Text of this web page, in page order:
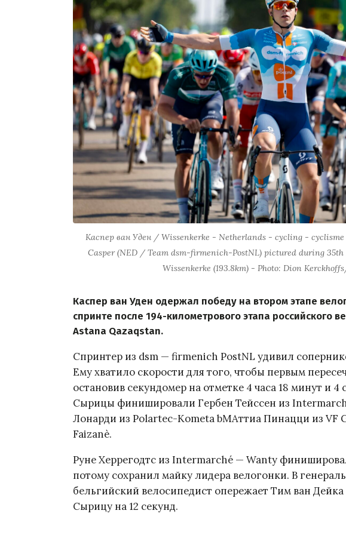
Каспер ван Уден / Wissenkerke - Netherlands - cycling -
Casper (NED / Team dsm-firmenich-PostNL) pictured during 35th
Wissenkerke (193.8km) - Photo: Dion
Каспер ван Уден одержал победу на втором этапе
спринте после 194-километрового этапа российского
Astana Qazaqstan.
Спринтер из dsm — firmenich PostNL удивил
Ему хватило скорости для того, чтобы первым
остановив секундомер на отметке 4 часа 18 минут и
Сырицы финишировали Гербен Тейссен из
Лонарди из Polartec-Kometa bМАттиа Пинацци из VF
Faizanè.
Руне Херрегодтс из Intermarché — Wanty
потому сохранил майку лидера велогонки. В
бельгийский велосипедист опережает Тим ван Дейка
Сырицу на 12 секунд.